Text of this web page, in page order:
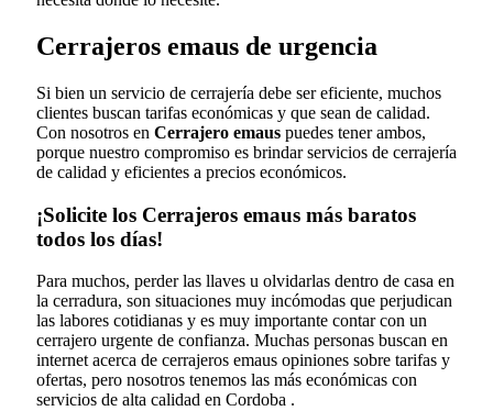
Cerrajeros emaus de urgencia
Si bien un servicio de cerrajería debe ser eficiente, muchos
clientes buscan tarifas económicas y que sean de calidad.
Con nosotros en Cerrajero emaus puedes tener ambos,
porque nuestro compromiso es brindar servicios de cerrajería
de calidad y eficientes a precios económicos.
¡Solicite los Cerrajeros emaus más baratos
todos los días!
Para muchos, perder las llaves u olvidarlas dentro de casa en
la cerradura, son situaciones muy incómodas que perjudican
las labores cotidianas y es muy importante contar con un
cerrajero urgente de confianza. Muchas personas buscan en
internet acerca de cerrajeros emaus opiniones sobre tarifas y
ofertas, pero nosotros tenemos las más económicas con
servicios de alta calidad en Cordoba .